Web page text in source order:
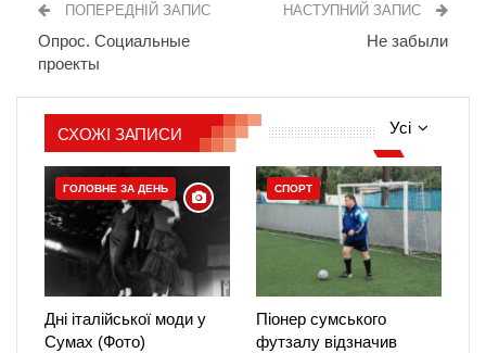
ПОПЕРЕДНІЙ ЗАПИС
Опрос. Социальные
проекты
НАСТУПНИЙ ЗАПИС
Не забыли
Усі
СХОЖІ ЗАПИСИ
ГОЛОВНЕ ЗА ДЕНЬ
Дні італійської моди у
Сумах (Фото)
СПОРТ
Піонер сумського
футзалу відзначив